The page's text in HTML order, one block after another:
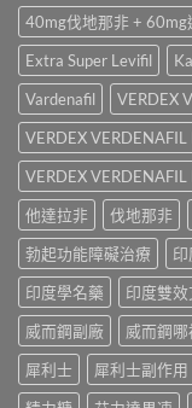
藥
購
買
比
較〉
中
果、
價
錢、
副
作
用
全
面
比
較
與
香
港
購
買
指
南〉
與
Kamagra
Jelly
全
面
比
較〉
中
裡
買？
犀
利
士
學
名
藥
購
買
渠
道、
價
錢
與
真
假
辨
指
40mg伐地那非 + 60mg
Extra Super Levifil
Vardenafil
VERDEX
VERDEX
VERDEX
他達拉非
伐地那非
勃起功能障礙治療
印度學名藥
印度雙
威而鋼副廠
威而鋼哪
犀利士
犀利士副作用